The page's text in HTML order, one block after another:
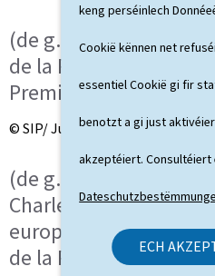
keng perséinlech
Cookië kënnen net
essentiel Cookië gi fir
benotzt a gi just
akzeptéiert. Consultéiert
ECH
(de g. à dr.)
de la République
Premier ministre
© SIP/ Julien Warnand
(de g. à dr.) Luc
Charles Michel,
européen; Emmanuel
de la République